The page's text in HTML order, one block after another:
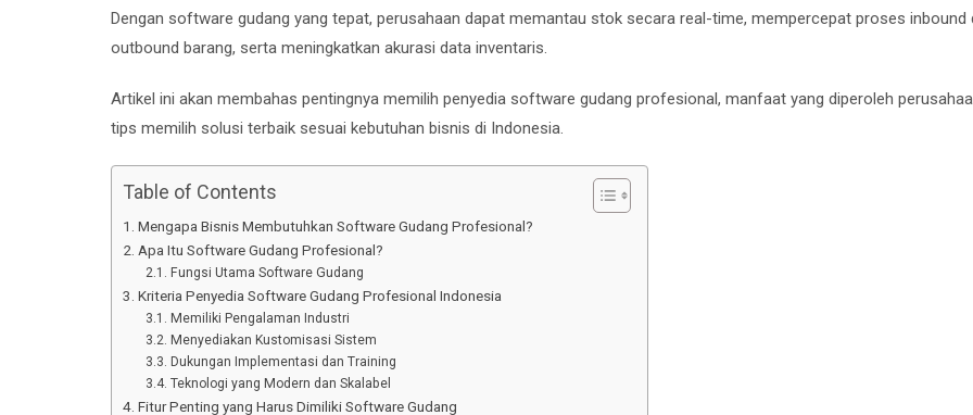
Dengan software gudang yang tepat, perusahaan dapat memantau stok secara real-time, mempercepat proses inbound
outbound barang, serta meningkatkan akurasi data inventaris.
Artikel ini akan membahas pentingnya memilih penyedia software gudang profesional, manfaat yang diperoleh
tips memilih solusi terbaik sesuai kebutuhan bisnis di Indonesia.
Table of Contents
Mengapa Bisnis Membutuhkan Software Gudang Profesional?
Apa Itu Software Gudang Profesional?
Fungsi Utama Software Gudang
Kriteria Penyedia Software Gudang Profesional Indonesia
Memiliki Pengalaman Industri
Menyediakan Kustomisasi Sistem
Dukungan Implementasi dan Training
Teknologi yang Modern dan Skalabel
Fitur Penting yang Harus Dimiliki Software Gudang